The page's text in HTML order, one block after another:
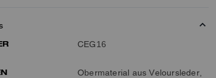
CEG16
Obermaterial aus Veloursleder,